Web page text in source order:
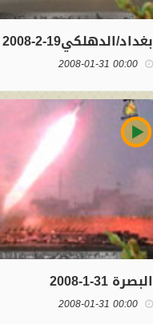
بغداد/الدهلكي19-2-2008
00:00 2008-01-31
البصرة 31-1-2008
00:00 2008-01-31